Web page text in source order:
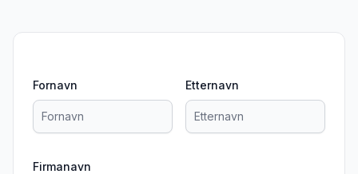
Fornavn Etternavn
Firmanavn